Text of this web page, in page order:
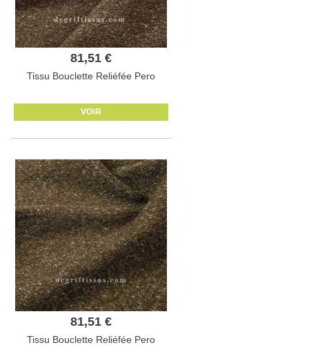
81,51 €
Tissu Bouclette Reliéfée Pero
VOIR
81,51 €
Tissu Bouclette Reliéfée Pero